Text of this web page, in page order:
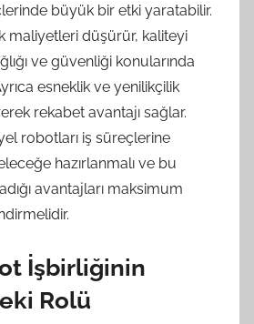
büyük bir etki yaratabilir.
maliyetleri düşürür, kaliteyi
ve güvenliği konularında
esneklik ve yenilikçilik
rekabet avantajı sağlar.
robotları iş süreçlerine
hazırlanmalı ve bu
avantajları maksimum
İşbirliğinin
Rolü